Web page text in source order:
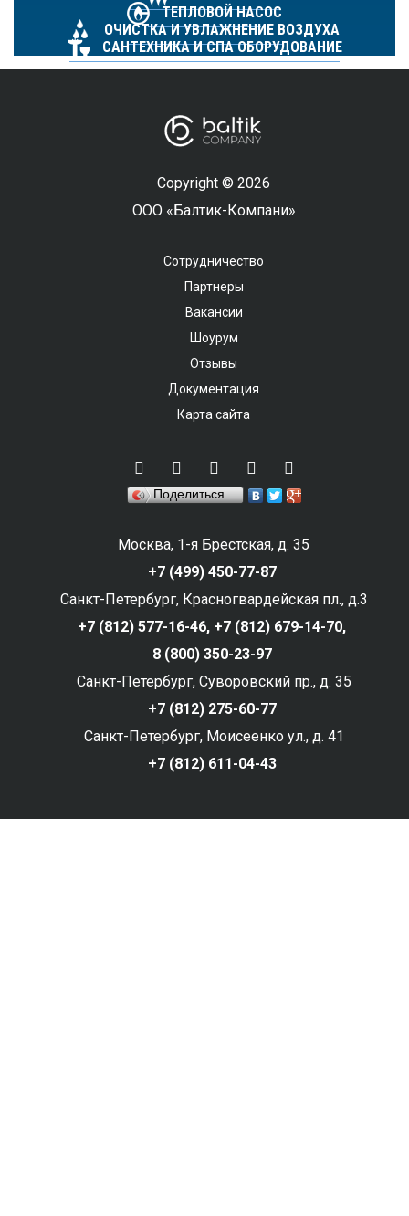
ТЕПЛОВОЙ НАСОС
ОЧИСТКА И УВЛАЖНЕНИЕ ВОЗДУХА
САНТЕХНИКА И СПА ОБОРУДОВАНИЕ
Copyright © 2026
ООО «Балтик-Компани»
Сотрудничество
Партнеры
Вакансии
Шоурум
Отзывы
Документация
Карта сайта
Поделиться…
Москва, 1-я Брестская, д. 35
+7 (499) 450-77-87
Санкт-Петербург, Красногвардейская пл., д.3
+7 (812) 577-16-46, +7 (812) 679-14-70,
8 (800) 350-23-97
Санкт-Петербург, Суворовский пр., д. 35
+7 (812) 275-60-77
Санкт-Петербург, Моисеенко ул., д. 41
+7 (812) 611-04-43